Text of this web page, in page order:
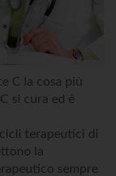
C la cosa più
si cura ed è
terapeutici di
la
sempre